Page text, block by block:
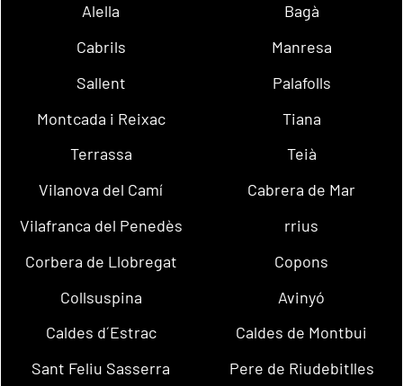
Alella
Bagà
Cabrils
Manresa
Sallent
Palafolls
Montcada i Reixac
Tiana
Terrassa
Teià
Vilanova del Camí
Cabrera de Mar
Vilafranca del Penedès
rrius
Corbera de Llobregat
Copons
Collsuspina
Avinyó
Caldes d´Estrac
Caldes de Montbui
Sant Feliu Sasserra
Pere de Riudebitlles